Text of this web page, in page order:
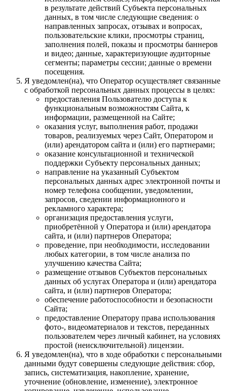
в результате действий Субъекта персональных
данных, в том числе следующие сведения: о
направленных запросах, отзывах и вопросах,
пользовательские клики, просмотры страниц,
заполнения полей, показы и просмотры баннеров
и видео; данные, характеризующие аудиторные
сегменты; параметры сессии; данные о времени
посещения.
Я уведомлен(на), что Оператор осуществляет связанные
с обработкой персональных данных процессы в целях:
предоставления Пользователю доступа к
функциональным возможностям Сайта, к
информации, размещенной на Сайте;
оказания услуг, выполнения работ, продажи
товаров, реализуемых через Сайт, Оператором и
(или) арендатором сайта и (или) его партнерами;
оказание консультационной и технической
поддержки Субъекту персональных данных;
направление на указанный Субъектом
персональных данных адрес электронной почты и
номер телефона сообщении, уведомлении,
запросов, сведении информационного и
рекламного характера;
организация предоставления услуги,
приобретённой у Оператора и (или) арендатора
сайта, и (или) партнеров Оператора;
проведение, при необходимости, исследовании
любых категории, в том числе анализа по
улучшению качества Сайта;
размещение отзывов Субъектов персональных
данных об услугах Оператора и (или) арендатора
сайта, и (или) партнеров Оператора;
обеспечение работоспособности и безопасности
Сайта;
предоставление Оператору права использования
фото-, видеоматериалов и текстов, переданных
пользователем через личный кабинет, на условиях
простой (неисключительной) лицензии.
Я уведомлен(на), что в ходе обработки с персональными
данными будут совершены следующие действия: сбор,
запись, систематизация, накопление, хранение,
уточнение (обновление, изменение), электронное